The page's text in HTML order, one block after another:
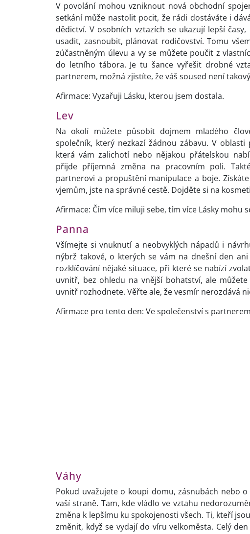
V povolání mohou vzniknout nová obchodní
setkání může nastolit pocit, že rádi dostáváte i
dědictví. V osobních vztazích se ukazují lepší
usadit, zasnoubit, plánovat rodičovství. Tomu
zúčastněným úlevu a vy se můžete poučit z
do letního tábora. Je tu šance vyřešit drobné
partnerem, možná zjistíte, že váš soused není
Afirmace: Vyzařuji Lásku, kterou jsem dostala.
Lev
Na okolí můžete působit dojmem mladého
společník, který nezkazí žádnou zábavu. V
která vám zalichotí nebo nějakou přátelskou
přijde příjemná změna na pracovním poli.
partnerovi a propuštění manipulace a boje.
vjemům, jste na správné cestě. Dojděte si na
Afirmace: Čím více miluji sebe, tím více Lásky mohu
Panna
Všímejte si vnuknutí a neobvyklých nápadů i
nýbrž takové, o kterých se vám na dnešní den
rozklíčování nějaké situace, při které se nabízí
uvnitř, bez ohledu na vnější bohatství, ale
uvnitř rozhodnete. Věřte ale, že vesmír nerozdává
Afirmace pro tento den: Ve společenství s
Váhy
Pokud uvažujete o koupi domu, zásnubách nebo
vaší straně. Tam, kde vládlo ve vztahu
změna k lepšímu ku spokojenosti všech. Ti, kteří
změnit, když se vydají do víru velkoměsta. Celý